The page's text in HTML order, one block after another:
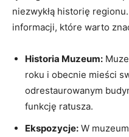
niezwykłą historię
informacji,⁢ które warto
Historia‌ Muzeum:
roku i obecnie mieści
odrestaurowanym
⁣funkcję ratusza.
Ekspozycje: W